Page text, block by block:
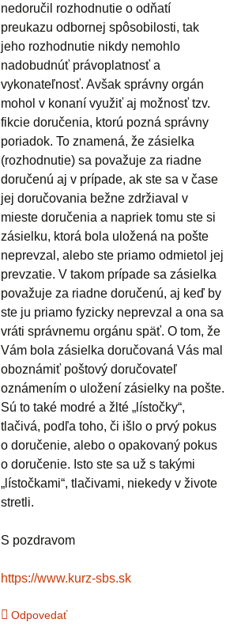
nedoručil rozhodnutie o odňatí
preukazu odbornej spôsobilosti, tak
jeho rozhodnutie nikdy nemohlo
nadobudnúť právoplatnosť a
vykonateľnosť. Avšak správny orgán
mohol v konaní využiť aj možnosť tzv.
fikcie doručenia, ktorú pozná správny
poriadok. To znamená, že zásielka
(rozhodnutie) sa považuje za riadne
doručenú aj v prípade, ak ste sa v čase
jej doručovania bežne zdržiaval v
mieste doručenia a napriek tomu ste si
zásielku, ktorá bola uložená na pošte
neprevzal, alebo ste priamo odmietol jej
prevzatie. V takom prípade sa zásielka
považuje za riadne doručenú, aj keď by
ste ju priamo fyzicky neprevzal a ona sa
vráti správnemu orgánu späť. O tom, že
Vám bola zásielka doručovaná Vás mal
oboznámiť poštový doručovateľ
oznámením o uložení zásielky na pošte.
Sú to také modré a žlté „lístočky“,
tlačivá, podľa toho, či išlo o prvý pokus
o doručenie, alebo o opakovaný pokus
o doručenie. Isto ste sa už s takými
„lístočkami“, tlačivami, niekedy v živote
stretli.
S pozdravom
https://www.kurz-sbs.sk
Odpovedať